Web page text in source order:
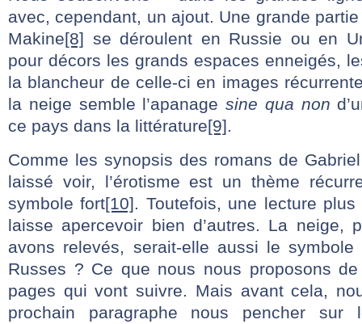
avec, cependant, un ajout. Une grande
Makine[8] se déroulent en Russie ou en
pour décors les grands espaces enneigés,
la blancheur de celle-ci en images
la neige semble l’apanagesine qua non
ce pays dans la littérature[9].
Comme les synopsis des romans de
laissé voir, l’érotisme est un thème
symbole fort[10]. Toutefois, une lecture
laisse apercevoir bien d’autres. La neige,
avons relevés, serait-elle aussi le
Russes ? Ce que nous nous proposons
pages qui vont suivre. Mais avant cela,
prochain paragraphe nous pencher sur